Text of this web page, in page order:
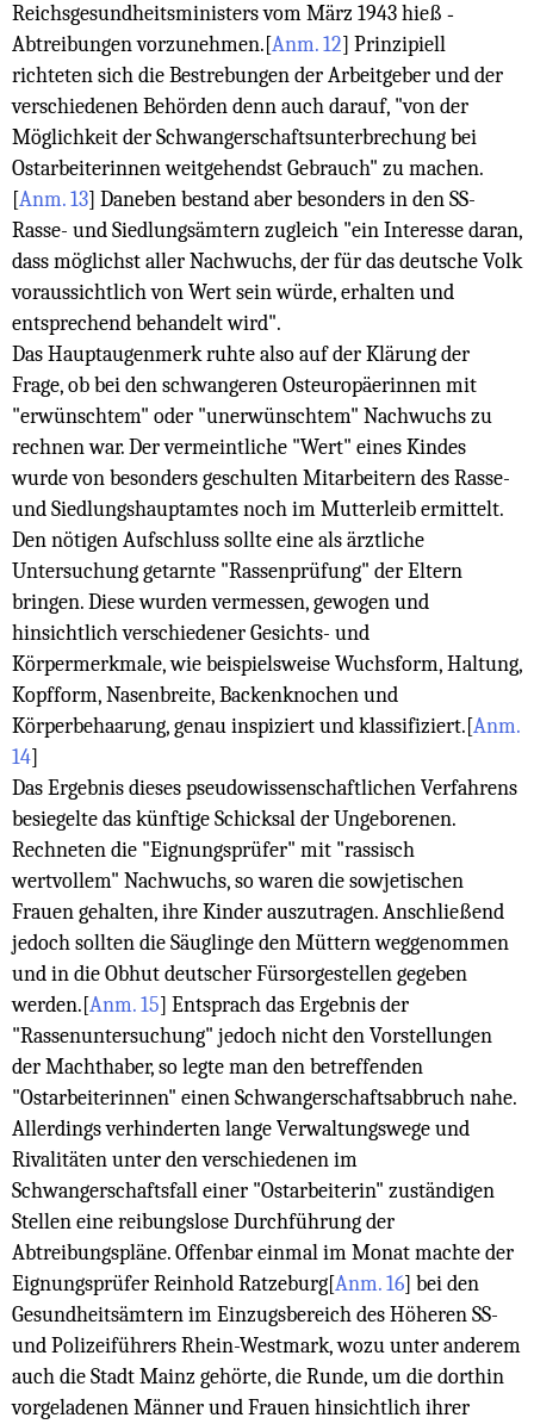
Reichsgesundheitsministers vom März 1943 hieß ‑
Abtreibungen vorzunehmen. [Anm. 12] Prinzipiell
richteten sich die Bestrebungen der Arbeitgeber und der
verschiedenen Behörden denn auch darauf, "von der
Möglichkeit der Schwangerschaftsunterbrechung bei
Ostarbeiterinnen weitgehendst Gebrauch" zu machen.
[Anm. 13] Daneben bestand aber besonders in den SS-
Rasse- und Siedlungsämtern zugleich "ein Interesse daran,
dass möglichst aller Nachwuchs, der für das deutsche Volk
voraussichtlich von Wert sein würde, erhalten und
entsprechend behandelt wird".
Das Hauptaugenmerk ruhte also auf der Klärung der
Frage, ob bei den schwangeren Osteuropäerinnen mit
"erwünschtem" oder "unerwünschtem" Nachwuchs zu
rechnen war. Der vermeintliche "Wert" eines Kindes
wurde von besonders geschulten Mitarbeitern des Rasse-
und Siedlungshauptamtes noch im Mutterleib ermittelt.
Den nötigen Aufschluss sollte eine als ärztliche
Untersuchung getarnte "Rassenprüfung" der Eltern
bringen. Diese wurden vermessen, gewogen und
hinsichtlich verschiedener Gesichts- und
Körpermerkmale, wie beispielsweise Wuchsform, Haltung,
Kopfform, Nasenbreite, Backenknochen und
Körperbehaarung, genau inspiziert und klassifiziert. [Anm.
14]
Das Ergebnis dieses pseudowissenschaftlichen Verfahrens
besiegelte das künftige Schicksal der Ungeborenen.
Rechneten die "Eignungsprüfer" mit "rassisch
wertvollem" Nachwuchs, so waren die sowjetischen
Frauen gehalten, ihre Kinder auszutragen. Anschließend
jedoch sollten die Säuglinge den Müttern weggenommen
und in die Obhut deutscher Fürsorgestellen gegeben
werden. [Anm. 15] Entsprach das Ergebnis der
"Rassenuntersuchung" jedoch nicht den Vorstellungen
der Machthaber, so legte man den betreffenden
"Ostarbeiterinnen" einen Schwangerschaftsabbruch nahe.
Allerdings verhinderten lange Verwaltungswege und
Rivalitäten unter den verschiedenen im
Schwangerschaftsfall einer "Ostarbeiterin" zuständigen
Stellen eine reibungslose Durchführung der
Abtreibungspläne. Offenbar einmal im Monat machte der
Eignungsprüfer Reinhold Ratzeburg[Anm. 16] bei den
Gesundheitsämtern im Einzugsbereich des Höheren SS-
und Polizeiführers Rhein-Westmark, wozu unter anderem
auch die Stadt Mainz gehörte, die Runde, um die dorthin
vorgeladenen Männer und Frauen hinsichtlich ihrer